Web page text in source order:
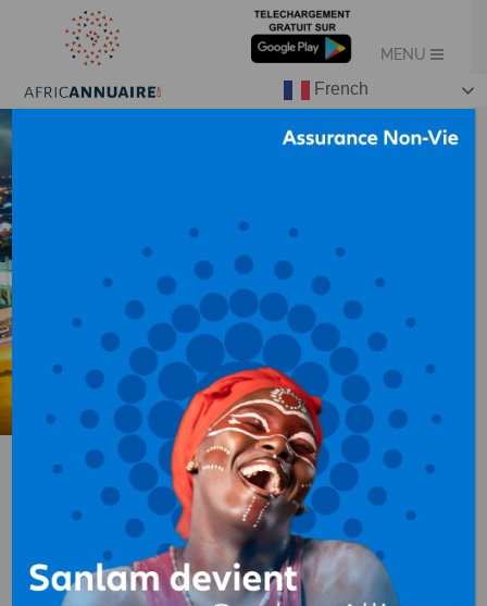
GANNY
ENTREPRISE
Import-Export
Douala
Cameroun
French